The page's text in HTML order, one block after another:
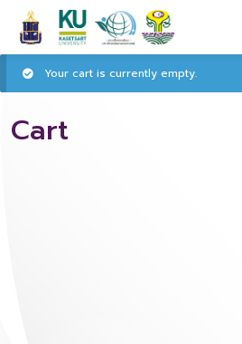
Your cart is currently empty.
Cart